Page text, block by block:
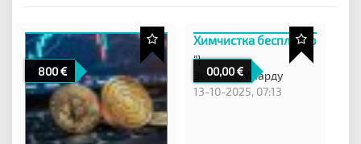
800 00,00
Химчистка бесплатно
"}
Эстония,Маарду
13-10-2025, 07:13